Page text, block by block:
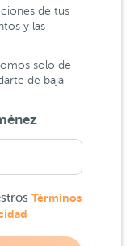
de tus
y las
solo de
de baja
Términos